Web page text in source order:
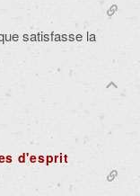
satisfasse la
d'esprit